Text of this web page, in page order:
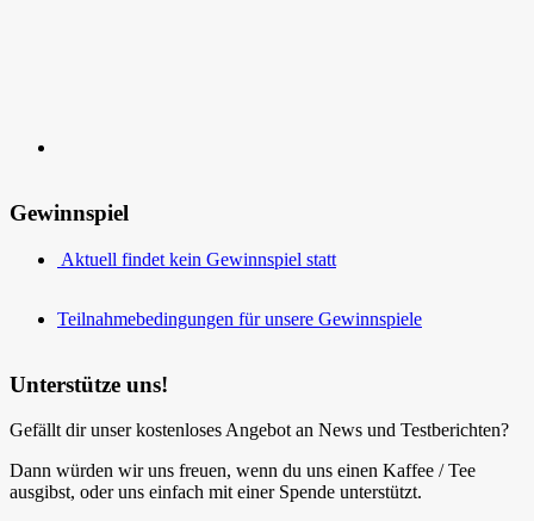
Gewinnspiel
Aktuell findet kein Gewinnspiel statt
Teilnahmebedingungen für unsere Gewinnspiele
Unterstütze uns!
Gefällt dir unser kostenloses Angebot an News und Testberichten?
Dann würden wir uns freuen, wenn du uns einen Kaffee / Tee
ausgibst, oder uns einfach mit einer Spende unterstützt.